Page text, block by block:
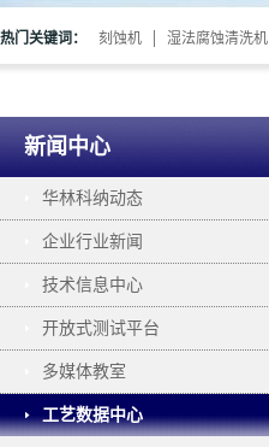
热门关键词： 刻蚀机 湿法腐蚀清洗机
新闻中心
华林科纳动态
企业行业新闻
技术信息中心
开放式测试平台
多媒体教室
工艺数据中心